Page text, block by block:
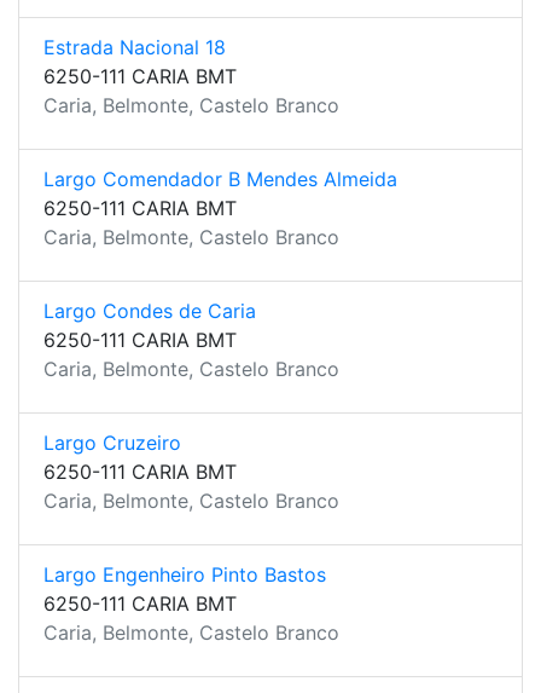
Estrada Nacional 18
6250-111 CARIA BMT
Caria, Belmonte, Castelo Branco
Largo Comendador B Mendes Almeida
6250-111 CARIA BMT
Caria, Belmonte, Castelo Branco
Largo Condes de Caria
6250-111 CARIA BMT
Caria, Belmonte, Castelo Branco
Largo Cruzeiro
6250-111 CARIA BMT
Caria, Belmonte, Castelo Branco
Largo Engenheiro Pinto Bastos
6250-111 CARIA BMT
Caria, Belmonte, Castelo Branco